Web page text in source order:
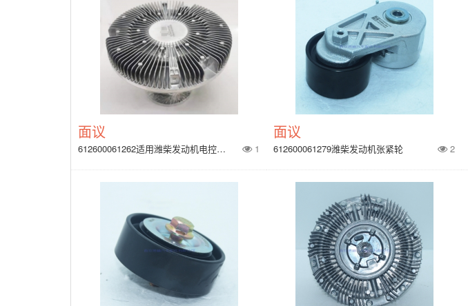
面议
612600061262适用潍柴发动机电控硅油离合器 1
面议
612600061279潍柴发动机张紧轮 2